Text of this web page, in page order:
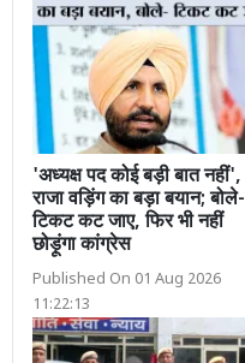
'अध्यक्ष पद कोई बड़ी बात नहीं',
राजा वड़िंग का बड़ा बयान; बोले-
टिकट कट जाए, फिर भी नहीं
छोड़ूंगा कांग्रेस
Published On 01 Aug 2026
11:22:13